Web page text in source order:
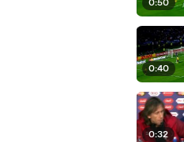
0:50
0:40
0:32